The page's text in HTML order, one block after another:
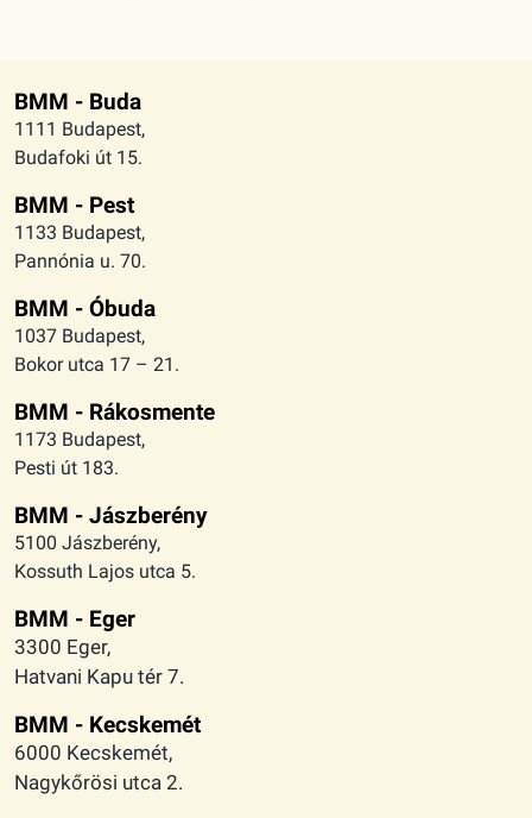
BMM - Buda
1111 Budapest,
Budafoki út 15.
BMM - Pest
1133 Budapest,
Pannónia u. 70.
BMM - Óbuda
1037 Budapest,
Bokor utca 17 – 21.
BMM - Rákosmente
1173 Budapest,
Pesti út 183.
BMM - Jászberény
5100 Jászberény,
Kossuth Lajos utca 5.
BMM - Eger
3300 Eger,
Hatvani Kapu tér 7.
BMM - Kecskemét
6000 Kecskemét,
Nagykőrösi utca 2.